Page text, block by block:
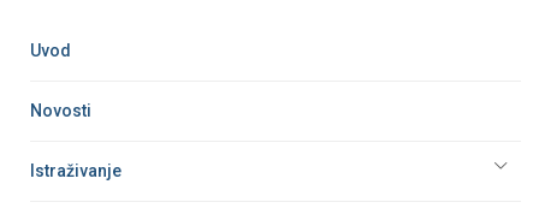
Uvod
Novosti
Istraživanje